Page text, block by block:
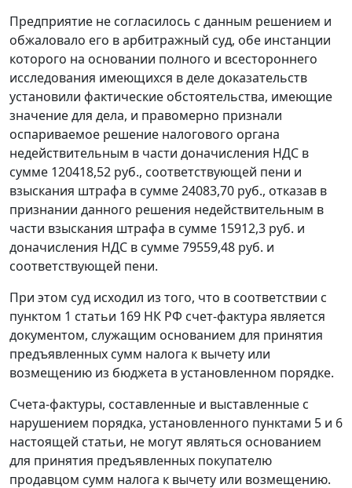
Предприятие не согласилось с данным решением и
обжаловало его в арбитражный суд, обе инстанции
которого на основании полного и всестороннего
исследования имеющихся в деле доказательств
установили фактические обстоятельства, имеющие
значение для дела, и правомерно признали
оспариваемое решение налогового органа
недействительным в части доначисления НДС в
сумме 120418,52 руб., соответствующей пени и
взыскания штрафа в сумме 24083,70 руб., отказав в
признании данного решения недействительным в
части взыскания штрафа в сумме 15912,3 руб. и
доначисления НДС в сумме 79559,48 руб. и
соответствующей пени.
При этом суд исходил из того, что в соответствии с
пунктом 1 статьи 169 НК РФ счет-фактура является
документом, служащим основанием для принятия
предъявленных сумм налога к вычету или
возмещению из бюджета в установленном порядке.
Счета-фактуры, составленные и выставленные с
нарушением порядка, установленного пунктами 5 и 6
настоящей статьи, не могут являться основанием
для принятия предъявленных покупателю
продавцом сумм налога к вычету или возмещению.